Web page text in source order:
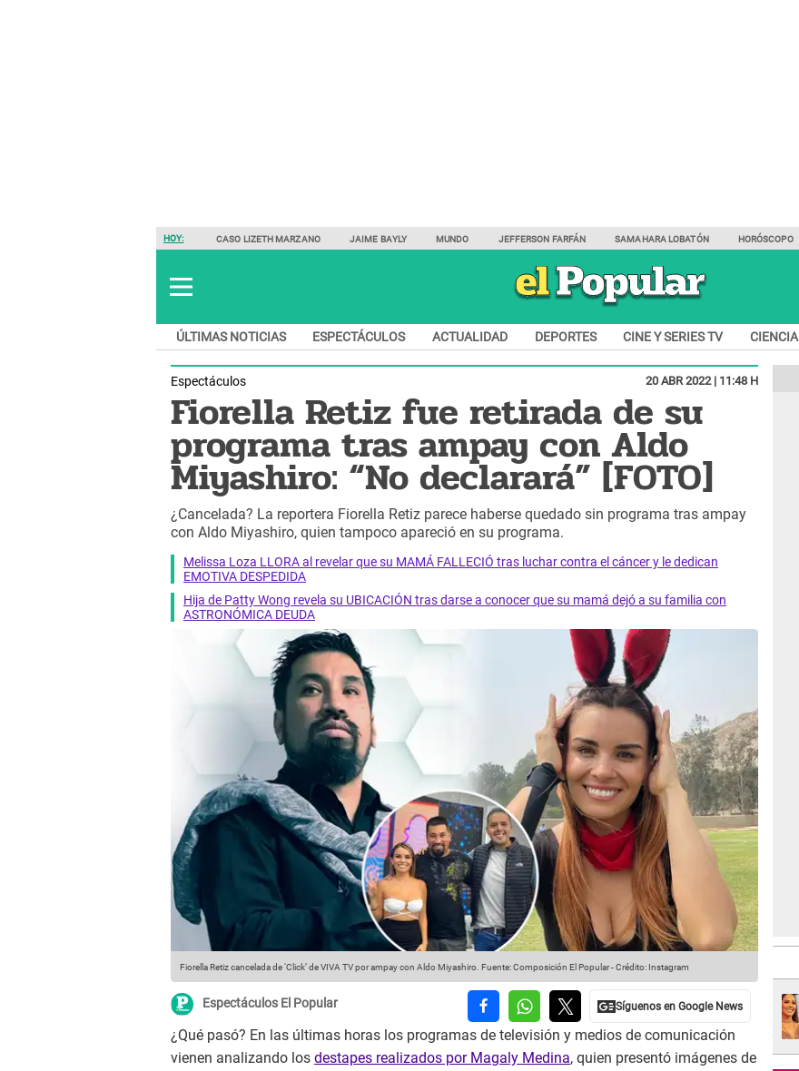
HOY: CASO LIZETH MARZANO JAIME BAYLY MUNDO JEFFERSON FARFÁN SAMAHARA LOBATÓN HORÓSCOPO
ÚLTIMAS NOTICIAS ESPECTÁCULOS ACTUALIDAD DEPORTES CINE Y SERIES TV CIENCIA
Espectáculos 20 ABR 2022 | 11:48 H
Fiorella Retiz fue retirada de su
programa tras ampay con Aldo
Miyashiro: “No declarará” [FOTO]
¿Cancelada? La reportera Fiorella Retiz parece haberse quedado sin programa tras ampay
con Aldo Miyashiro, quien tampoco apareció en su programa.
Melissa Loza LLORA al revelar que su MAMÁ FALLECIÓ tras luchar contra el cáncer y le dedican
EMOTIVA DESPEDIDA
Hija de Patty Wong revela su UBICACIÓN tras darse a conocer que su mamá dejó a su familia con
ASTRONÓMICA DEUDA
Fiorella Retiz cancelada de ‘Click’ de VIVA TV por ampay con Aldo Miyashiro. Fuente: Composición El Popular-Crédito: Instagram
Espectáculos El Popular
¿Qué pasó? En las últimas horas los programas de televisión y medios de comunicación
vienen analizando los destapes realizados por Magaly Medina, quien presentó imágenes de